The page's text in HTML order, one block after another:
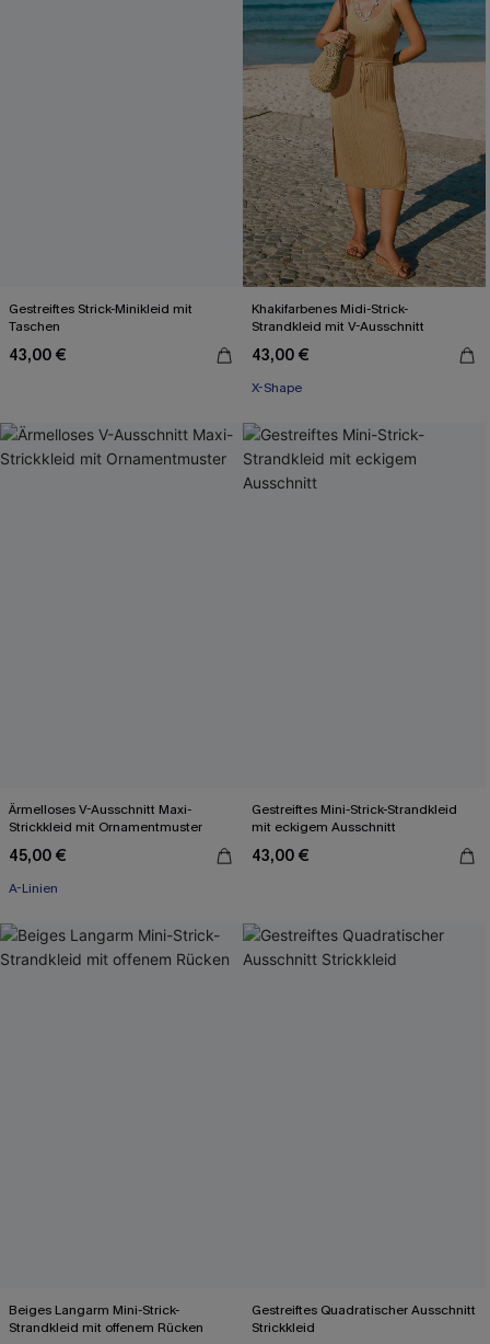
Gestreiftes Strick-Minikleid mit
Taschen
43,00 €
Khakifarbenes Midi-Strick-
Strandkleid mit V-Ausschnitt
43,00 €
X-Shape
Ärmelloses V-Ausschnitt Maxi-
Strickkleid mit Ornamentmuster
45,00 €
A-Linien
Gestreiftes Mini-Strick-Strandkleid
mit eckigem Ausschnitt
43,00 €
Beiges Langarm Mini-Strick-
Strandkleid mit offenem Rücken
Gestreiftes Quadratischer Ausschnitt
Strickkleid